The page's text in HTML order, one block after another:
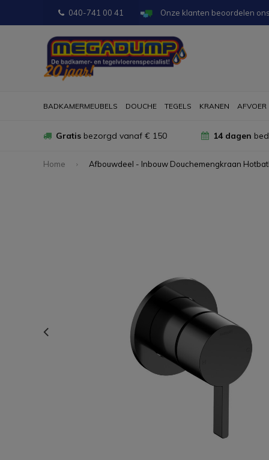
040-741 00 41 Onze klanten beoordelen
BADKAMERMEUBELS DOUCHE TEGELS KRANEN AFVOER
Gratis bezorgd vanaf € 150 14 dagen
Home Afbouwdeel - Inbouw Douchemengkraan